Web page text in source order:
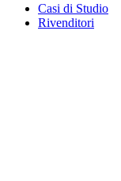
Casi di Studio
Rivenditori